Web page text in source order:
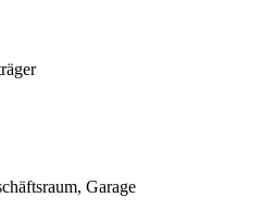
Garage